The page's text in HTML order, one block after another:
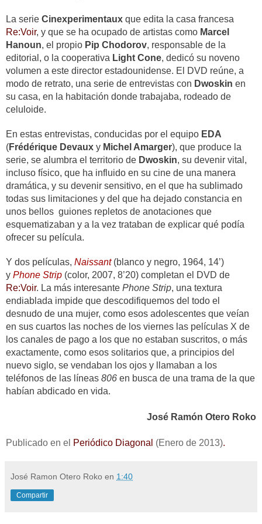
La serie Cinexperimentaux que edita la casa francesa
Re:Voir, y que se ha ocupado de artistas como Marcel
Hanoun, el propio Pip Cho­dorov, responsable de la
editorial, o la cooperativa Light Cone, dedicó su noveno
volumen a este director estadounidense. El DVD reúne, a
modo de retrato, una serie de entrevistas con Dwoskin en
su casa, en la habitación donde trabajaba, rodeado de
celuloide.
En estas entrevistas, conducidas por el equipo EDA
(Frédérique Devaux y Michel Amarger), que produce la
serie, se alumbra el territorio de Dwoskin, su devenir vital,
incluso físico, que ha influido en su cine de una manera
dramática, y su devenir sensitivo, en el que ha sublimado
todas sus limitaciones y del que ha dejado constancia en
unos bellos guiones repletos de anotaciones que
esquematizaban y a la vez trataban de explicar qué podía
ofrecer su película.
Y dos películas, Naissant(blanco y negro, 1964, 14’)
y Phone Strip (color, 2007, 8’20) completan el DVD de
Re:Voir. La más interesante Phone Strip, una textura
endiablada impide que descodifiquemos del todo el
desnudo de una mujer, como esos adolescentes que veían
en sus cuartos las noches de los viernes las películas X de
los canales de pago a los que no estaban suscritos, o más
exactamente, como esos solitarios que, a principios del
nuevo siglo, se vendaban los ojos y llamaban a los
teléfonos de las líneas 806 en busca de una trama de la que
habían abdicado en vida.
José Ramón Otero Roko
Publicado en el Periódico Diagonal (Enero de 2013).
José Ramon Otero Roko en 1:40
Compartir